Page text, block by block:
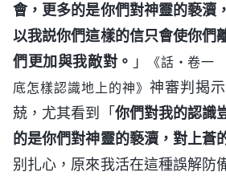
會，更多的是你們對神靈的褻瀆
以我説你們這樣的信只會使你們
們更加與我敵對。 」
《話・卷一
底怎樣認識地上的神》 神審判揭
兢，尤其看到「你們對我的認識
的是你們對神靈的褻瀆，對上蒼
别扎心，原來我活在這種誤解防